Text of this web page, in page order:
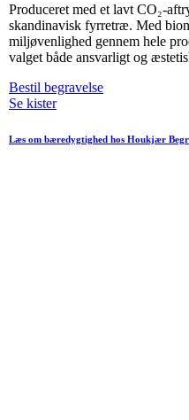
Produceret med et lavt CO₂-
skandinavisk fyrretræ. Med
miljøvenlighed gennem hele
valget både ansvarligt og
Bestil begravelse
Se kister
Læs om bæredygtighed hos Houkjær